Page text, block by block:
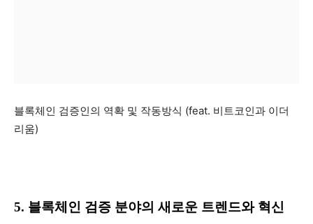
블록체인 검증인의 역확 및 작동방식 (feat. 비트코인과 이더
리움)
5. 블록체인 검증 분야의 새로운 트렌드와 혁신